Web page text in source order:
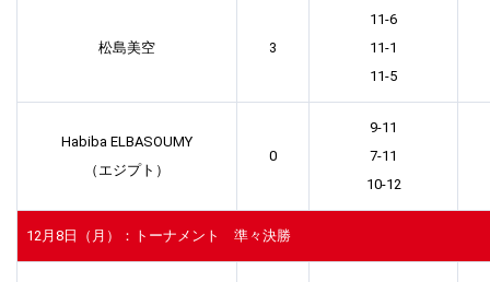
松島美空 3
11-6
11-1
11-5
Habiba ELBASOUMY
（エジプト）
0
9-11
7-11
10-12
12月8日（月）：トーナメント 準々決勝